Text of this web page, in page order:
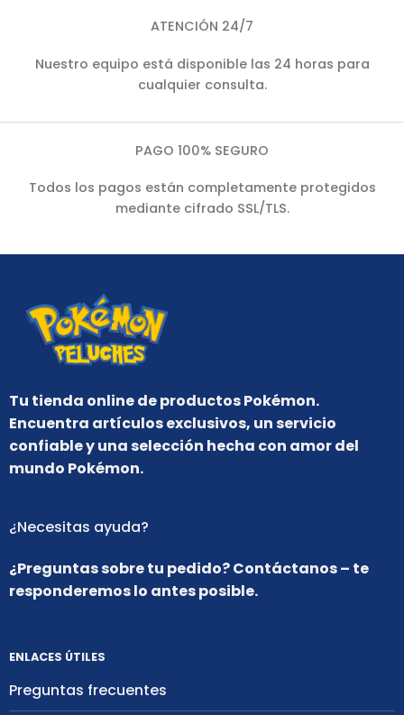
ATENCIÓN 24/7
Nuestro equipo está disponible las 24 horas para
cualquier consulta.
PAGO 100% SEGURO
Todos los pagos están completamente protegidos
mediante cifrado SSL/TLS.
Tu tienda online de productos Pokémon.
Encuentra artículos exclusivos, un servicio
confiable y una selección hecha con amor del
mundo Pokémon.
ENLACES ÚTILES
Preguntas frecuentes
¿Necesitas ayuda?
¿Preguntas sobre tu pedido? Contáctanos – te
responderemos lo antes posible.